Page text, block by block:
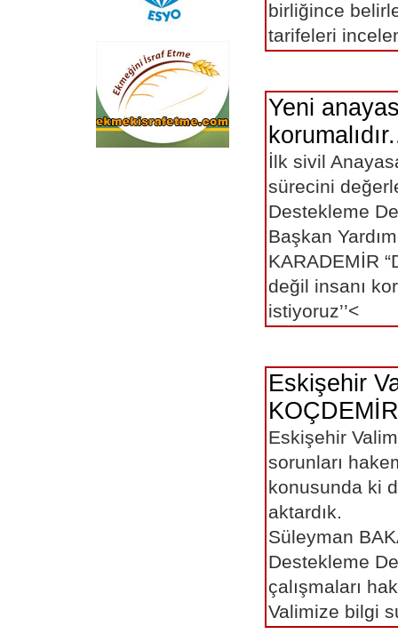
birliğince
tarifeleri
Yeni
İlk sivil
sürecini
Destekleme
Başkan
KARADEMİR
değil insanı
istiyoruz’’<
Eskişehir
Eskişehir
sorunları
konusunda ki
aktardık.
Süleyman
Destekleme
çalışmaları
Valimize bilgi